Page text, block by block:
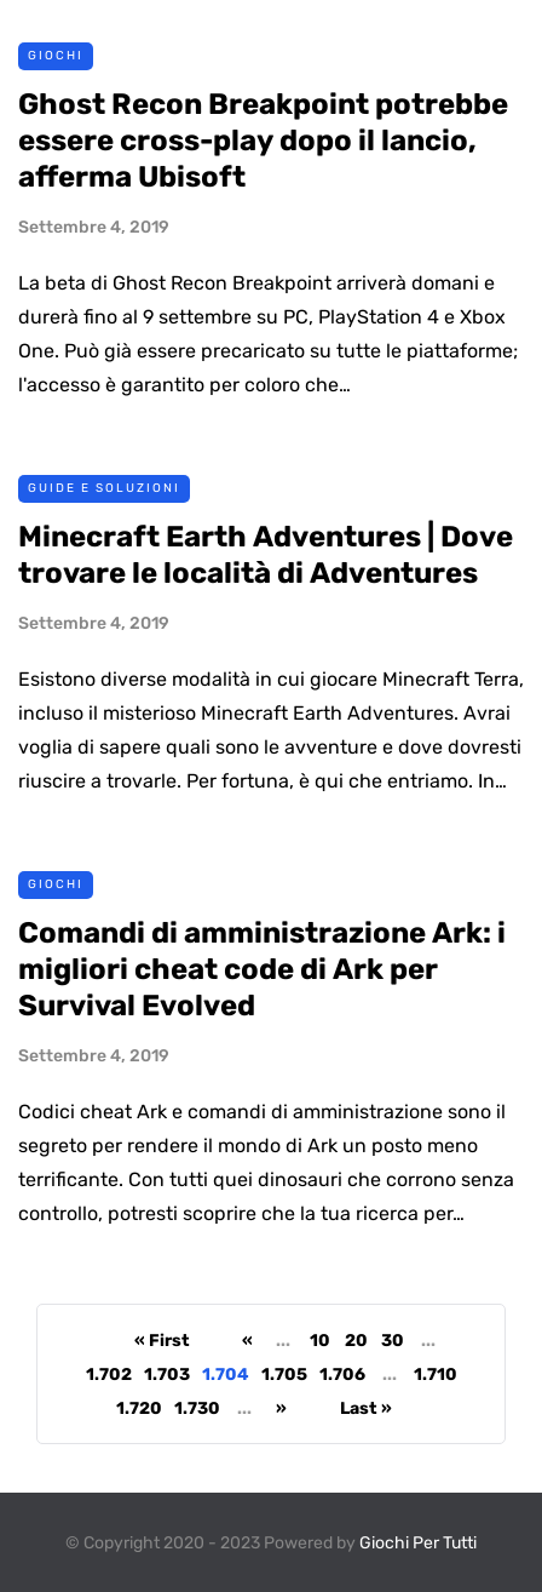
GIOCHI
Ghost Recon Breakpoint potrebbe
essere cross-play dopo il lancio,
afferma Ubisoft
Settembre 4, 2019
La beta di Ghost Recon Breakpoint arriverà domani e
durerà fino al 9 settembre su PC, PlayStation 4 e Xbox
One. Può già essere precaricato su tutte le piattaforme;
l'accesso è garantito per coloro che…
GUIDE E SOLUZIONI
Minecraft Earth Adventures | Dove
trovare le località di Adventures
Settembre 4, 2019
Esistono diverse modalità in cui giocare Minecraft Terra,
incluso il misterioso Minecraft Earth Adventures. Avrai
voglia di sapere quali sono le avventure e dove dovresti
riuscire a trovarle. Per fortuna, è qui che entriamo. In…
GIOCHI
Comandi di amministrazione Ark: i
migliori cheat code di Ark per
Survival Evolved
Settembre 4, 2019
Codici cheat Ark e comandi di amministrazione sono il
segreto per rendere il mondo di Ark un posto meno
terrificante. Con tutti quei dinosauri che corrono senza
controllo, potresti scoprire che la tua ricerca per…
« First « ... 10 20 30
...
1.702
1.703 1.704 1.705 1.706 ...
1.710
1.720
1.730 ... » Last »
© Copyright 2020 - 2023 Powered by Giochi Per Tutti